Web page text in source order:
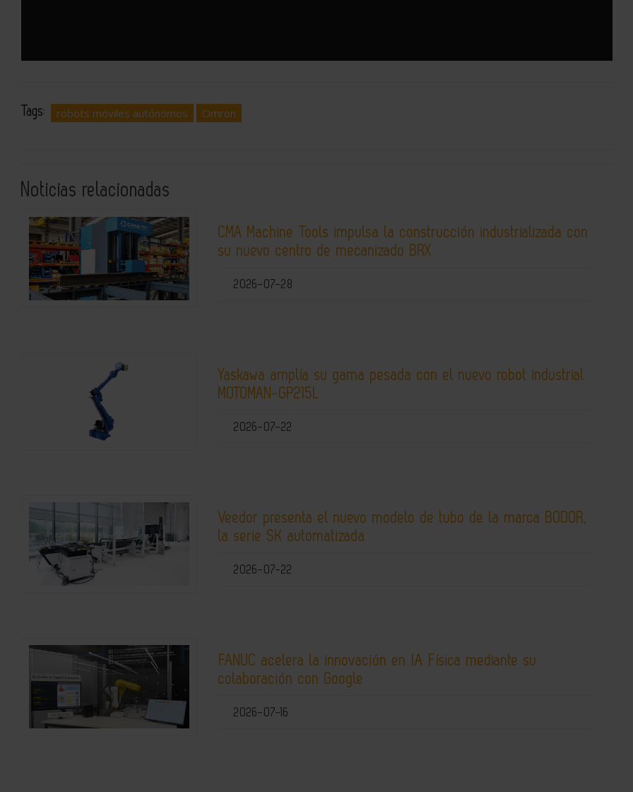
Tags: robots móviles autónomos Omron
Noticias relacionadas
CMA Machine Tools impulsa la construcción industrializada con
su nuevo centro de mecanizado BRX
2026-07-28
Yaskawa amplía su gama pesada con el nuevo robot industrial
MOTOMAN-GP215L
2026-07-22
Veedor presenta el nuevo modelo de tubo de la marca BODOR,
la serie SK automatizada
2026-07-22
FANUC acelera la innovación en IA Física mediante su
colaboración con Google
2026-07-16